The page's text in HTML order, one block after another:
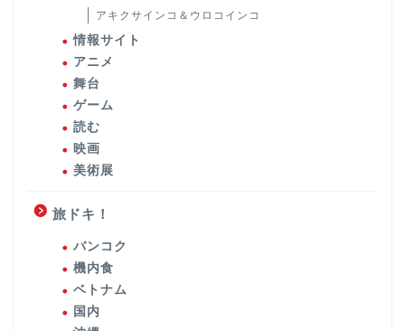
アキクサインコ＆ウロコインコ
情報サイト
アニメ
舞台
ゲーム
読む
映画
美術展
旅ドキ！
バンコク
機内食
ベトナム
国内